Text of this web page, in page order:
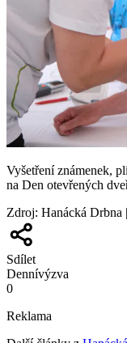
Vyšetření známenek,
na Den otevřených
Zdroj: Hanácká Drbna
Sdílet
Dennívýzva
0
Reklama